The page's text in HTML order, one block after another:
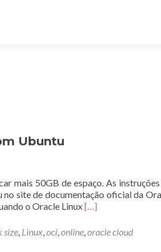
Ubuntu
mais 50GB de espaço. As
site de documentação oficial da
o Oracle LinuxLeia
sobreAumentando
partição
[…]
size, Linux,oci,online,oracle cloud